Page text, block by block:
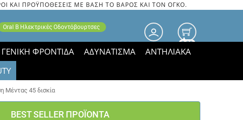
ΚΑΙ ΠΡΟΫΠΟΘΕΣΕΙΣ ΜΕ ΒΑΣΗ ΤΟ ΒΑΡΟΣ ΚΑΙ ΤΟΝ ΟΓΚΟ.
Oral B Ηλεκτρικές Οδοντόβουρτσες
0.00
ΓΕΝΙΚΗ ΦΡΟΝΤΙΔΑ ΑΔΥΝΑΤΙΣΜΑ
ΑΝΤΗΛΙΑΚΑ
τιμές ΠΑΡΑΜΕΝΟΥΝ!
Μέντας 45 δισκία
BEST SELLER ΠΡΟΪΟΝΤΑ